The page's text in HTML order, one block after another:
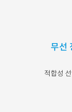
무선
적합성